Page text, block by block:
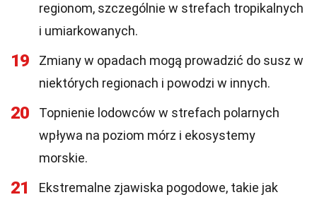
regionom, szczególnie w strefach tropikalnych
i umiarkowanych.
19
Zmiany w opadach mogą prowadzić do susz w
niektórych regionach i powodzi w innych.
20
Topnienie lodowców w strefach polarnych
wpływa na poziom mórz i ekosystemy
morskie.
21
Ekstremalne zjawiska pogodowe, takie jak